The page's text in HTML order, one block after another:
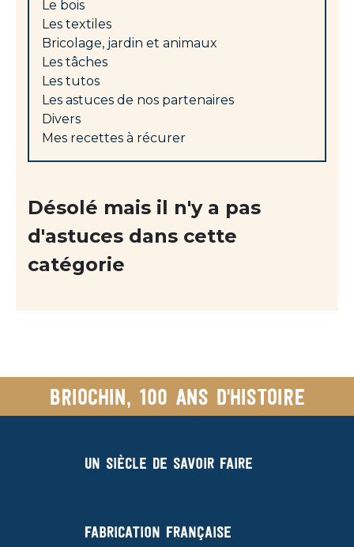
Le bois
Les textiles
Bricolage, jardin et animaux
Les tâches
Les tutos
Les astuces de nos partenaires
Divers
Mes recettes à récurer
Désolé mais il n'y a pas
d'astuces dans cette
catégorie
Briochin, 100 ans d'histoire
Un siècle de savoir faire
Fabrication française